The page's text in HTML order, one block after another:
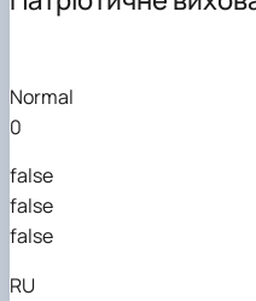
Матеріально-
Доктор філософії
Надання послуг
Normal
0
false
false
false
RU